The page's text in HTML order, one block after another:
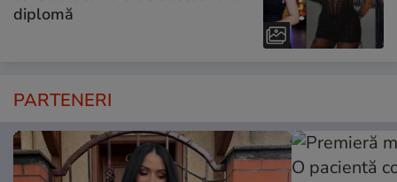
diplomă
PARTENERI